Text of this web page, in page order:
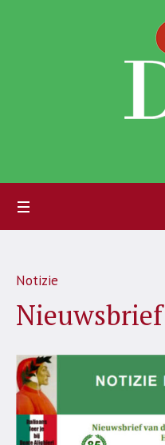
Notizie